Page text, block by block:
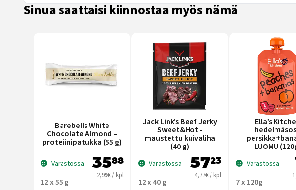
Sinua saattaisi kiinnostaa myös nämä
Barebells White
Chocolate Almond –
proteiinipatukka (55 g)
Varastossa 3588
12 x 55 g
2,99€ / kpl
Jack Link’s Beef Jerky
Sweet&Hot -
maustettu kuivaliha
(40 g)
Varastossa 5723
12 x 40 g
4,77€ / kpl
Ella’s
LUOMU
Varastossa
7 x 120g